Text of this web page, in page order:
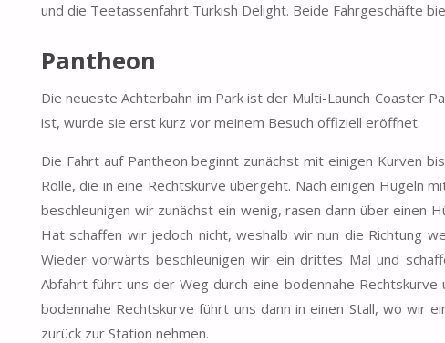
und die Teetassenfahrt Turkish Delight. Beide Fahrgeschäfte
Pantheon
Die neueste Achterbahn im Park ist der Multi-Launch Coaster
ist, wurde sie erst kurz vor meinem Besuch offiziell eröffnet.
Die Fahrt auf Pantheon beginnt zunächst mit einigen Kurven
Rolle, die in eine Rechtskurve übergeht. Nach einigen Hügeln
beschleunigen wir zunächst ein wenig, rasen dann über einen
Hat schaffen wir jedoch nicht, weshalb wir nun die Richtung
Wieder vorwärts beschleunigen wir ein drittes Mal und
Abfahrt führt uns der Weg durch eine bodennahe
bodennahe Rechtskurve führt uns dann in einen Stall, wo wir
zurück zur Station nehmen.